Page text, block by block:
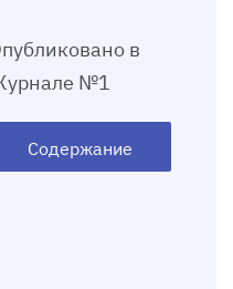
в
№1
Содержание